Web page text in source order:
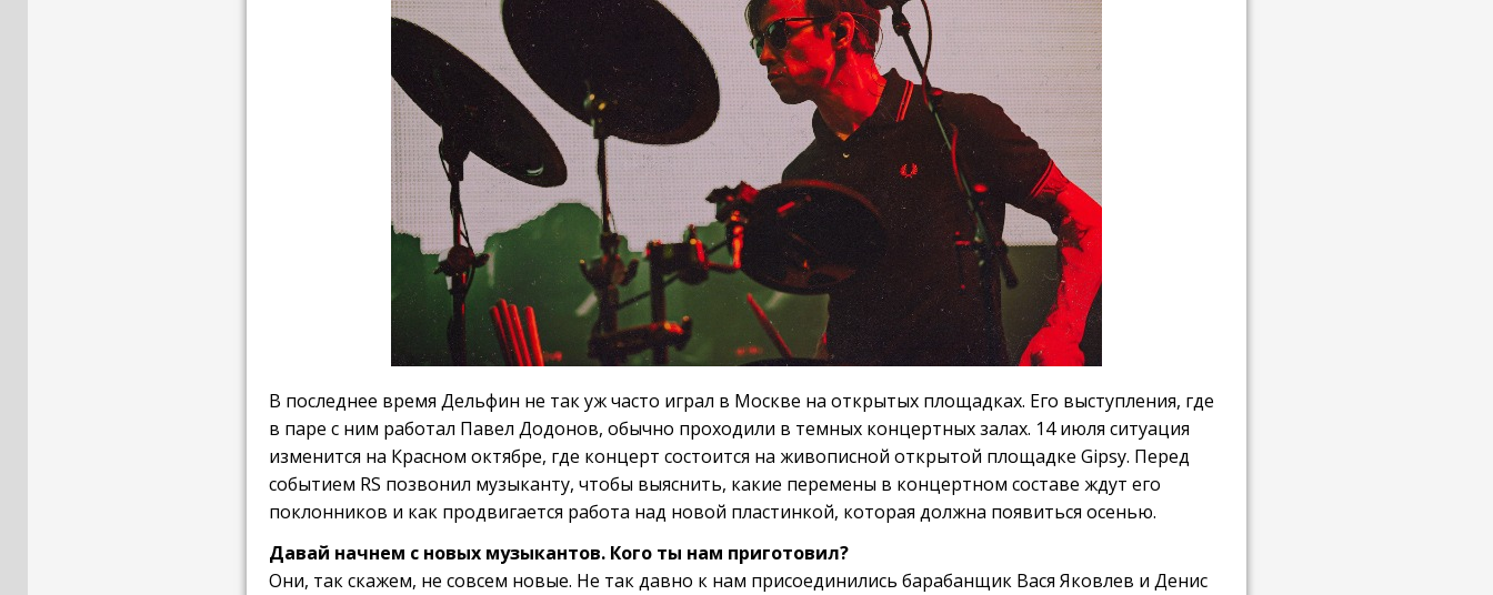
В последнее время Дельфин не так уж часто играл в Москве на открытых площадках. Его выступления, где
в паре с ним работал Павел Додонов, обычно проходили в темных концертных залах. 14 июля ситуация
изменится на Красном октябре, где концерт состоится на живописной открытой площадке Gipsy. Перед
событием RS позвонил музыканту, чтобы выяснить, какие перемены в концертном составе ждут его
поклонников и как продвигается работа над новой пластинкой, которая должна появиться осенью.
Давай начнем с новых музыкантов. Кого ты нам приготовил?
Они, так скажем, не совсем новые. Не так давно к нам присоединились барабанщик Вася Яковлев и Денис